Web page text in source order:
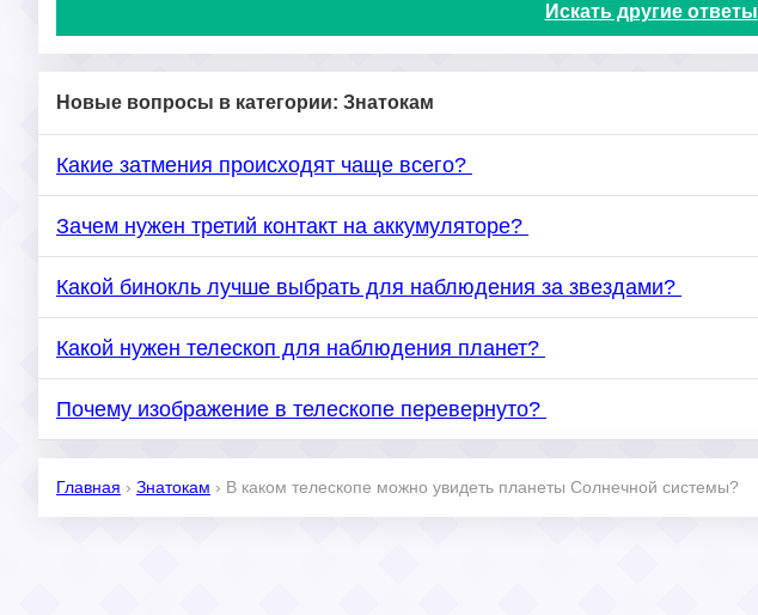
Искать другие ответы
Новые вопросы в категории: Знатокам
Какие затмения происходят чаще всего?
Зачем нужен третий контакт на аккумуляторе?
Какой бинокль лучше выбрать для наблюдения за звездами?
Какой нужен телескоп для наблюдения планет?
Почему изображение в телескопе перевернуто?
Главная › Знатокам › В каком телескопе можно увидеть планеты Солнечной системы?